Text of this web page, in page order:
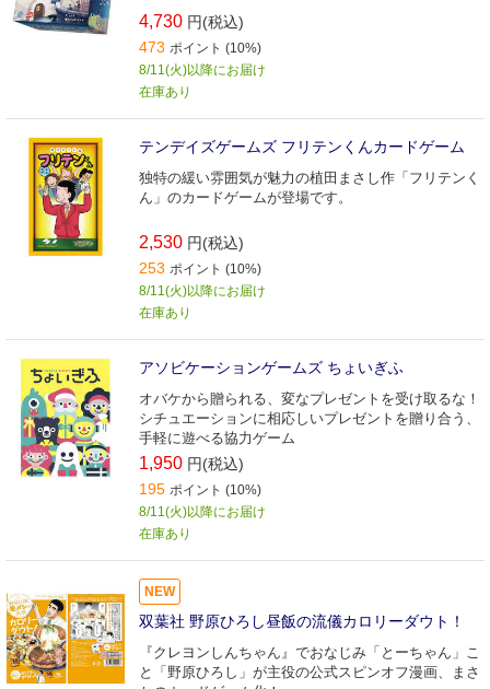
4,730 円(税込)
473 ポイント (10%)
8/11(火)以降にお届け
在庫あり
テンデイズゲームズ フリテンくんカードゲーム
独特の緩い雰囲気が魅力の植田まさし作「フリテンく
ん」のカードゲームが登場です。
2,530 円(税込)
253 ポイント (10%)
8/11(火)以降にお届け
在庫あり
アソビケーションゲームズ ちょいぎふ
オバケから贈られる、変なプレゼントを受け取るな！
シチュエーションに相応しいプレゼントを贈り合う、
手軽に遊べる協力ゲーム
1,950 円(税込)
195 ポイント (10%)
8/11(火)以降にお届け
在庫あり
NEW
双葉社 野原ひろし昼飯の流儀カロリーダウト！
『クレヨンしんちゃん』でおなじみ「とーちゃん」こ
と「野原ひろし」が主役の公式スピンオフ漫画、まさ